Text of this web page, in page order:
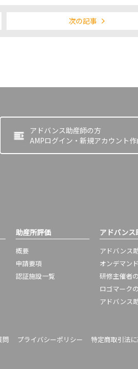
次の記事
アドバンス助産師の方
AMPログイン・新規アカウント作
助産所評価
概要
申請要項
認証施設一覧
アドバンス
アドバンス
オンデマン
研修主催者
ロゴマーク
アドバンス
問 プライバシーポリシー 特定商取引法